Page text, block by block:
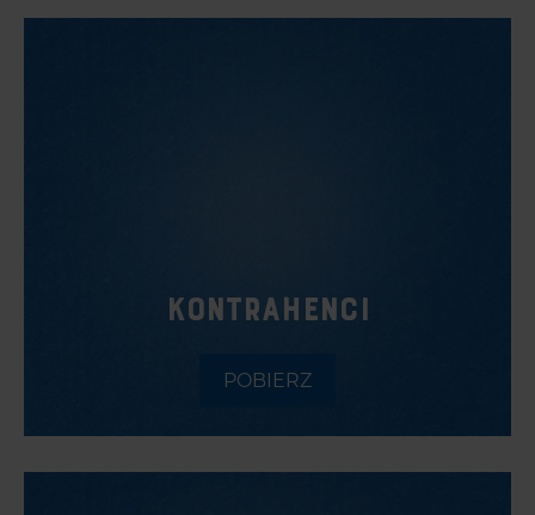
KONTRAHENCI
POBIERZ